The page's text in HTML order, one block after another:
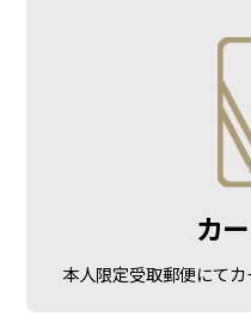
カ
本人限定受取郵便にてカ